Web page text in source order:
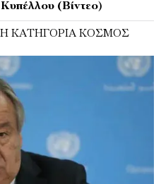
(Βίντεο)
ΚΑΤΗΓΟΡΊΑ ΚΌΣΜΟΣ